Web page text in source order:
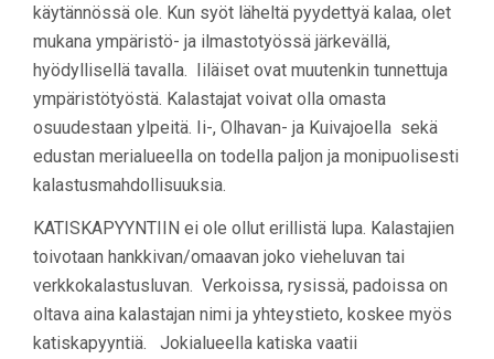
käytännössä ole. Kun syöt läheltä pyydettyä kalaa, olet
mukana ympäristö- ja ilmastotyössä järkevällä,
hyödyllisellä tavalla. Iiläiset ovat muutenkin tunnettuja
ympäristötyöstä. Kalastajat voivat olla omasta
osuudestaan ylpeitä. Ii-, Olhavan- ja Kuivajoella sekä
edustan merialueella on todella paljon ja monipuolisesti
kalastusmahdollisuuksia.
KATISKAPYYNTIIN ei ole ollut erillistä lupa. Kalastajien
toivotaan hankkivan/omaavan joko vieheluvan tai
verkkokalastusluvan. Verkoissa, rysissä, padoissa on
oltava aina kalastajan nimi ja yhteystieto, koskee myös
katiskapyyntiä. Jokialueella katiska vaatii